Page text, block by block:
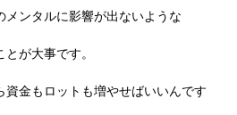
メンタルに影響が出ないような
が⼤事です。
資⾦もロットも増やせばいいんです